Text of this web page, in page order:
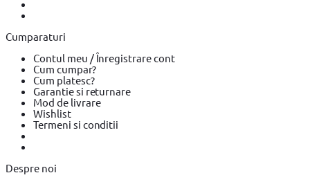
Cumparaturi
Contul meu / Înregistrare cont
Cum cumpar?
Cum platesc?
Garantie si returnare
Mod de livrare
Wishlist
Termeni si conditii
Despre noi